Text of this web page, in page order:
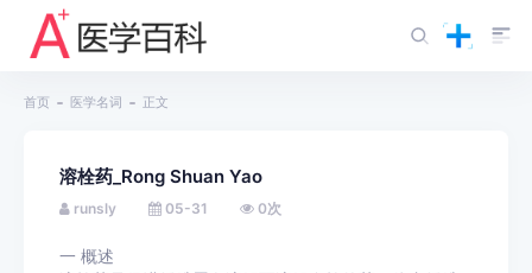
首页 医学名词 正文
溶栓药_Rong Shuan Yao
runsly 05-31 0次
一 概述